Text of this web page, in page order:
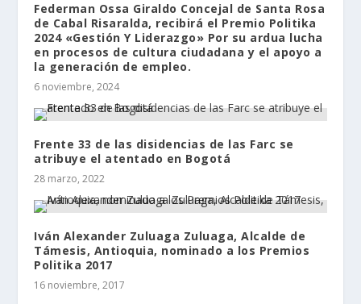
Federman Ossa Giraldo Concejal de Santa Rosa
de Cabal Risaralda, recibirá el Premio Politika
2024 «Gestión Y Liderazgo» Por su ardua lucha
en procesos de cultura ciudadana y el apoyo a
la generación de empleo.
6 noviembre, 2024
Frente 33 de las disidencias de las Farc se
atribuye el atentado en Bogotá
28 marzo, 2022
Iván Alexander Zuluaga Zuluaga, Alcalde de
Támesis, Antioquia, nominado a los Premios
Politika 2017
16 noviembre, 2017